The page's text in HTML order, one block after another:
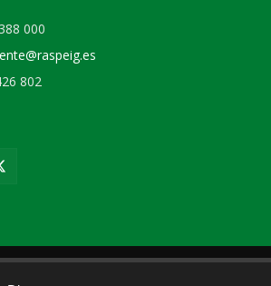
000
802
Vicente Contacto
XEMV